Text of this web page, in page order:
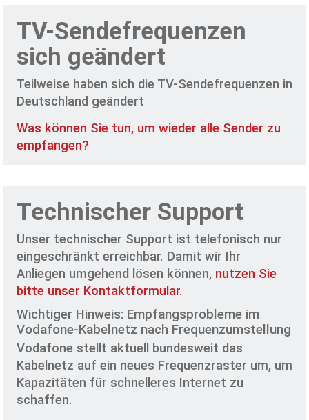
TV-Sendefrequenzen
sich geändert
Teilweise haben sich die TV-Sendefrequenzen in
Deutschland geändert
Was können Sie tun, um wieder alle Sender zu
empfangen?
Technischer Support
Unser technischer Support ist telefonisch nur
eingeschränkt erreichbar. Damit wir Ihr
Anliegen umgehend lösen können, nutzen Sie
bitte unser Kontaktformular.
Wichtiger Hinweis: Empfangsprobleme im
Vodafone-Kabelnetz nach Frequenzumstellung
Vodafone stellt aktuell bundesweit das
Kabelnetz auf ein neues Frequenzraster um, um
Kapazitäten für schnelleres Internet zu
schaffen.